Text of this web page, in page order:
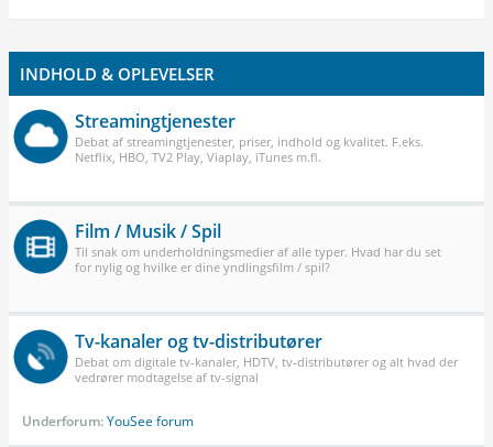
INDHOLD & OPLEVELSER
Streamingtjenester
Debat af streamingtjenester, priser, indhold og kvalitet. F.eks.
Netflix, HBO, TV2 Play, Viaplay, iTunes m.fl.
Film / Musik / Spil
Til snak om underholdningsmedier af alle typer. Hvad har du set
for nylig og hvilke er dine yndlingsfilm / spil?
Tv-kanaler og tv-distributører
Debat om digitale tv-kanaler, HDTV, tv-distributører og alt hvad der
vedrører modtagelse af tv-signal
Underforum:YouSee forum